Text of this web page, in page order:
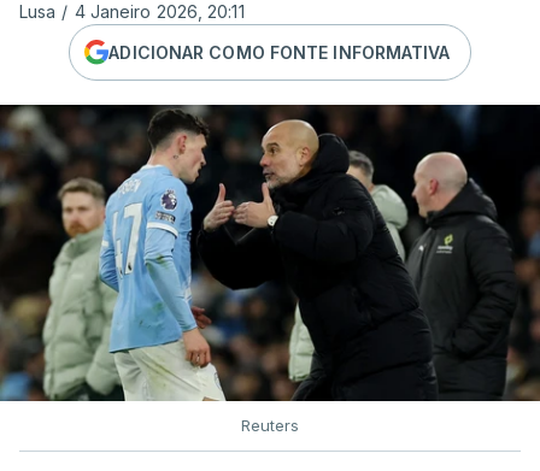
Lusa / 4 Janeiro 2026, 20:11
ADICIONAR COMO FONTE INFORMATIVA
Reuters